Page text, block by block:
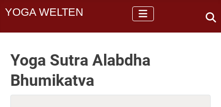
YOGA WELTEN
Yoga Sutra Alabdha
Bhumikatva